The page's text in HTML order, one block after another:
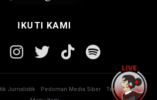
IKUTI KAMI
Jurnalistik Pedoman Media Siber
Tentang Kami